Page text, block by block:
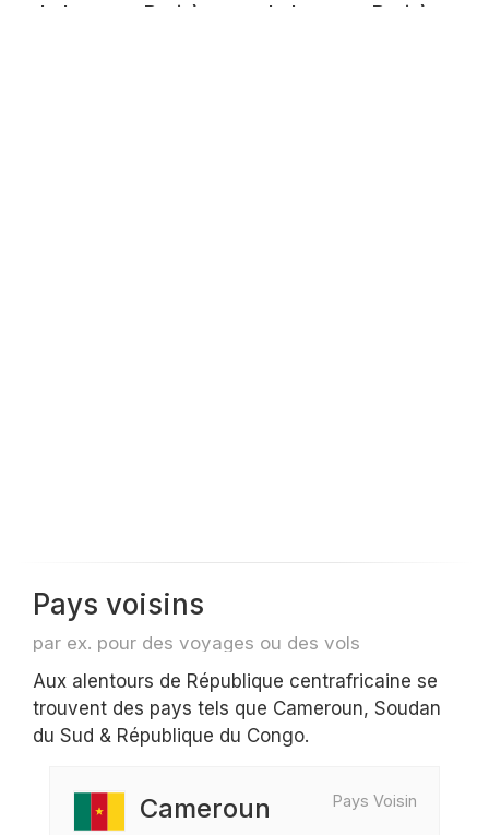
du Louvre, Paris)
du Louvre, Paris)
Pays voisins
par ex. pour des voyages ou des vols
Aux alentours de République centrafricaine se
trouvent des pays tels que Cameroun, Soudan
du Sud & République du Congo.
Pays Voisin
Cameroun